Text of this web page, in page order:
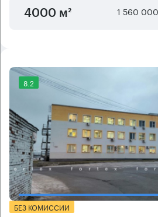
4000 м² 1 560
8.2
БЕЗ КОМИССИИ